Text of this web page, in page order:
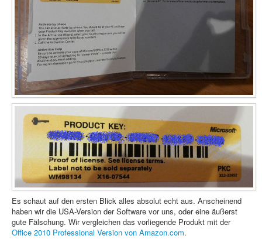
Es schaut auf den ersten Blick alles absolut echt aus. Anscheinend
haben wir die USA-Version der Software vor uns, oder eine äußerst
gute Fälschung. Wir vergleichen das vorliegende Produkt mit der
Office 2010 Professional Version von Amazon.com.